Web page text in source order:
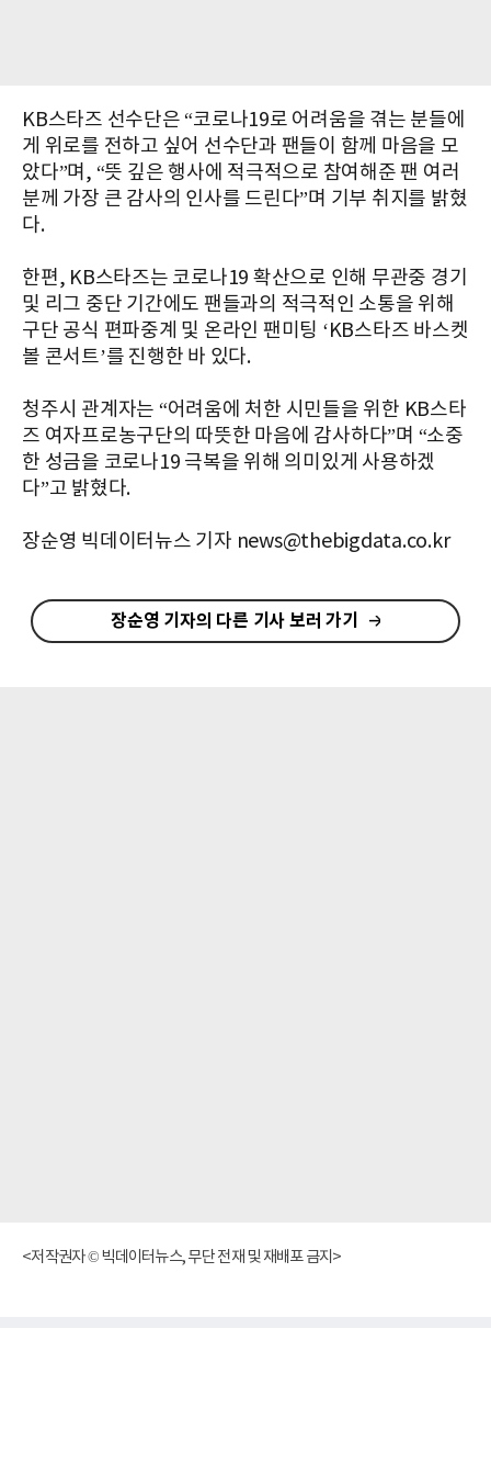
KB스타즈 선수단은 “코로나19로 어려움을 겪는 분들에
게 위로를 전하고 싶어 선수단과 팬들이 함께 마음을 모
았다”며, “뜻 깊은 행사에 적극적으로 참여해준 팬 여러
분께 가장 큰 감사의 인사를 드린다”며 기부 취지를 밝혔
다.
한편, KB스타즈는 코로나19 확산으로 인해 무관중 경기
및 리그 중단 기간에도 팬들과의 적극적인 소통을 위해
구단 공식 편파중계 및 온라인 팬미팅 ‘KB스타즈 바스켓
볼 콘서트’를 진행한 바 있다.
청주시 관계자는 “어려움에 처한 시민들을 위한 KB스타
즈 여자프로농구단의 따뜻한 마음에 감사하다”며 “소중
한 성금을 코로나19 극복을 위해 의미있게 사용하겠
다”고 밝혔다.
장순영 빅데이터뉴스 기자 news@thebigdata.co.kr
장순영 기자의 다른 기사 보러 가기
<저작권자 © 빅데이터뉴스, 무단 전재 및 재배포 금지>